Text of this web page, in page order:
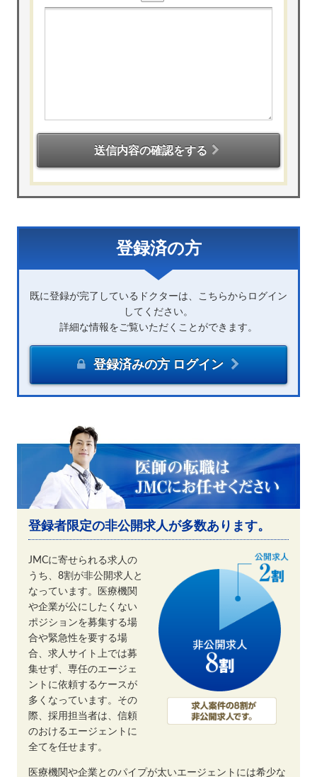
送信内容の確認をする
登録済の方
既に登録が完了しているドクターは、こちらからログイン
してください。
詳細な情報をご覧いただくことができます。
登録済みの方 ログイン
登録者限定の非公開求人が多数あります。
JMCに寄せられる求人の
うち、8割が非公開求人と
なっています。医療機関
や企業が公にしたくない
ポジションを募集する場
合や緊急性を要する場
合、求人サイト上では募
集せず、専任のエージェ
ントに依頼するケースが
多くなっています。その
際、採用担当者は、信頼
のおけるエージェントに
全てを任せます。
医療機関や企業とのパイプが太いエージェントには希少な